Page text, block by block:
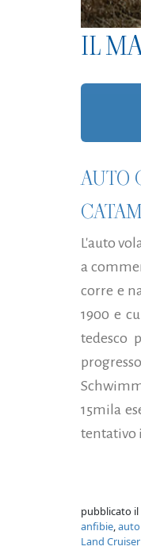
IL
AUTO
L'auto
a
corre e
1900 e
tedesco
15mila
tentativo
pubblicato il
anfibie,
Land